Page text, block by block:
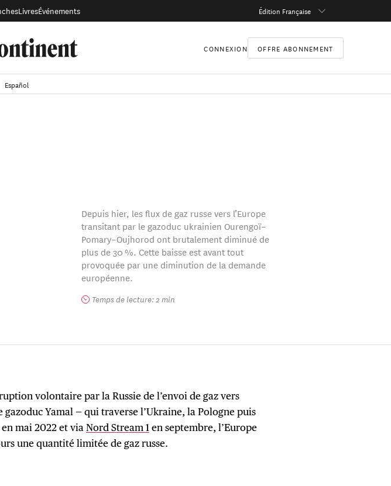
LivresÉvénements Édition Française
CONNEXION OFFRE ABONNEMENT
Español
Depuis hier, les flux de gaz russe vers l’Europe
transitant par le gazoduc ukrainien Ourengoï–
Pomary–Oujhorod ont brutalement diminué de
plus de 30 %. Cette baisse est avant tout
provoquée par une diminution de la demande
européenne.
Temps de lecture: 2 min
volontaire par la Russie de l’envoi de gaz vers
gazoduc Yamal — qui traverse l’Ukraine, la Pologne puis
en mai 2022 et viaNord Stream 1en septembre, l’Europe
une quantité limitée de gaz russe.